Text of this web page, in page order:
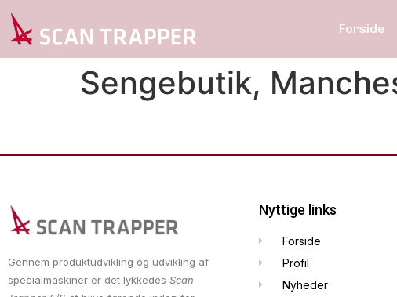
Forside
Sengebutik,
Gennem produktudvikling og udvikling af
specialmaskiner er det lykkedes Scan
Nyttige links
Forside
Profil
Nyheder